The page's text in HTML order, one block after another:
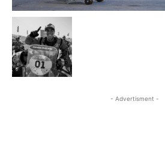
- Advertisment -